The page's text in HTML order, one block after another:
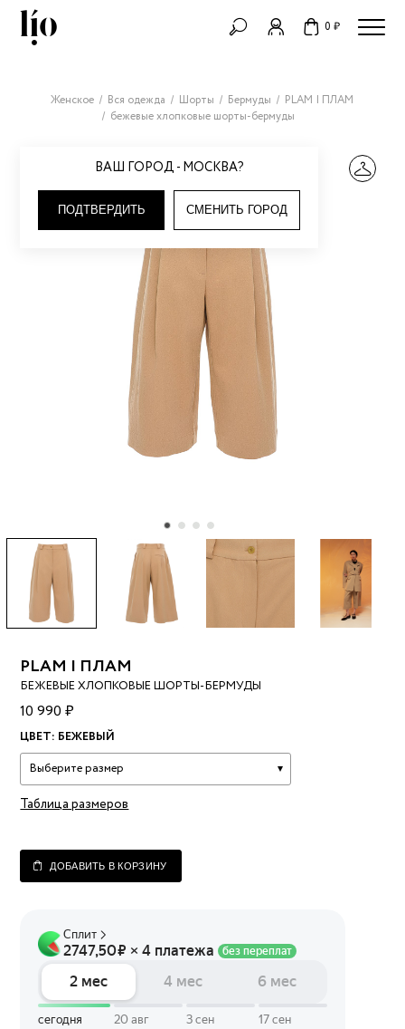
0 ₽
ВАШ ГОРОД - МОСКВА?
ПОДТВЕРДИТЬ СМЕНИТЬ ГОРОД
Женское Вся одежда Шорты Бермуды
PLAM | ПЛАМ
бежевые хлопковые шорты-бермуды
PLAM | ПЛАМ
БЕЖЕВЫЕ ХЛОПКОВЫЕ ШОРТЫ-БЕРМУДЫ
10 990 ₽
ЦВЕТ: БЕЖЕВЫЙ
Выберите размер
Таблица размеров
ДОБАВИТЬ В КОРЗИНУ